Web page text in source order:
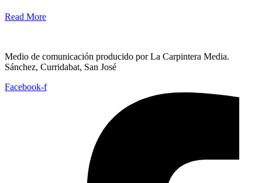
Read More
Medio de comunicación producido por La Carpintera Media.
Sánchez, Curridabat, San José
Facebook-f